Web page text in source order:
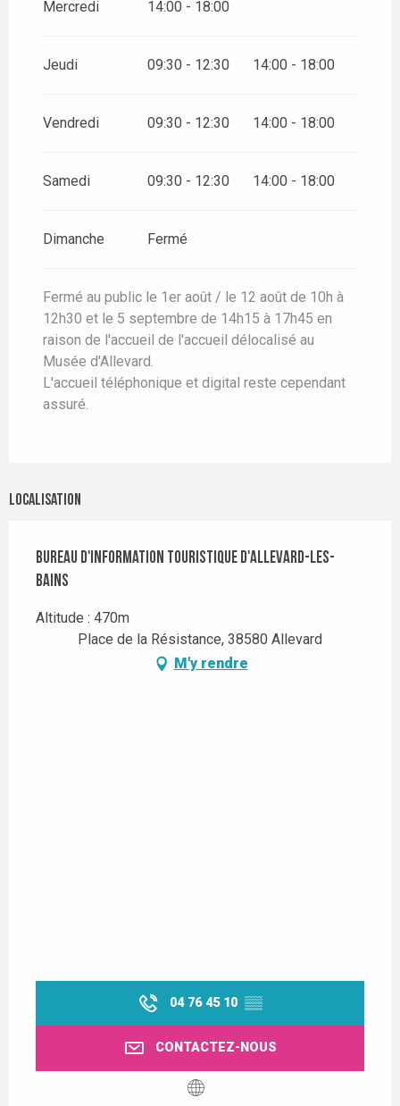
Mercredi 14:00 - 18:00
Jeudi 09:30 - 12:30 14:00 - 18:00
Vendredi 09:30 - 12:30 14:00 - 18:00
Samedi 09:30 - 12:30 14:00 - 18:00
Dimanche Fermé
Fermé au public le 1er août / le 12 août de 10h à
12h30 et le 5 septembre de 14h15 à 17h45 en
raison de l'accueil de l'accueil délocalisé au
Musée d'Allevard.
L'accueil téléphonique et digital reste cependant
assuré.
Localisation
Bureau d'Information Touristique d'Allevard-les-
Bains
Altitude : 470m
Place de la Résistance, 38580 Allevard
M'y rendre
04 76 45 10 ▒▒
CONTACTEZ-NOUS